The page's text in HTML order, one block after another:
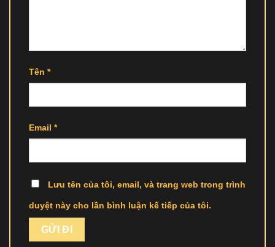
Tên *
Email *
Lưu tên của tôi, email, và trang web trong trình
duyệt này cho lần bình luận kế tiếp của tôi.